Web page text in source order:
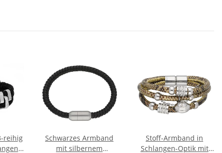
reihig
Schwarzes Armband
mit silbernem
Stoff-Armband in
Schlangen-Optik mit